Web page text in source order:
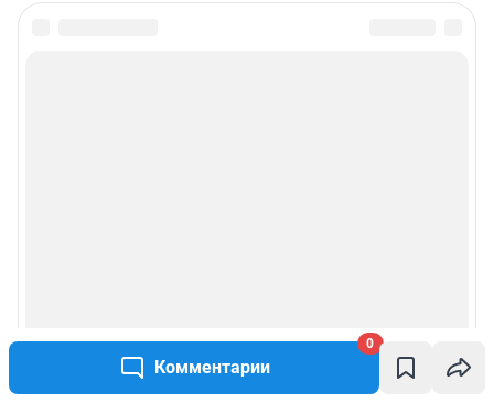
Комментарии
0